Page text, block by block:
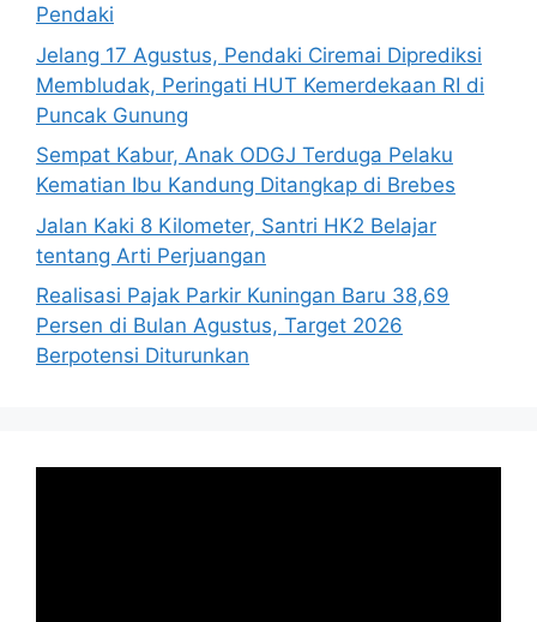
Pendaki
Jelang 17 Agustus, Pendaki Ciremai Diprediksi
Membludak, Peringati HUT Kemerdekaan RI di
Puncak Gunung
Sempat Kabur, Anak ODGJ Terduga Pelaku
Kematian Ibu Kandung Ditangkap di Brebes
Jalan Kaki 8 Kilometer, Santri HK2 Belajar
tentang Arti Perjuangan
Realisasi Pajak Parkir Kuningan Baru 38,69
Persen di Bulan Agustus, Target 2026
Berpotensi Diturunkan